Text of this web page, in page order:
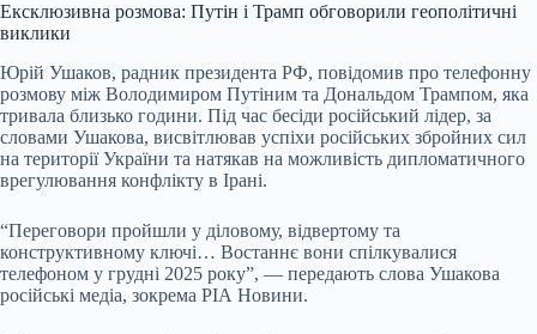
Ексклюзивна розмова: Путін і Трамп обговорили геополітичні
виклики
Юрій Ушаков, радник президента РФ, повідомив про телефонну
розмову між Володимиром Путіним та Дональдом Трампом, яка
тривала близько години. Під час бесіди російський лідер, за
словами Ушакова, висвітлював успіхи російських збройних сил
на території України та натякав на можливість дипломатичного
врегулювання конфлікту в Ірані.
“Переговори пройшли у діловому, відвертому та
конструктивному ключі… Востаннє вони спілкувалися
телефоном у грудні 2025 року”, — передають слова Ушакова
російські медіа, зокрема РІА Новини.